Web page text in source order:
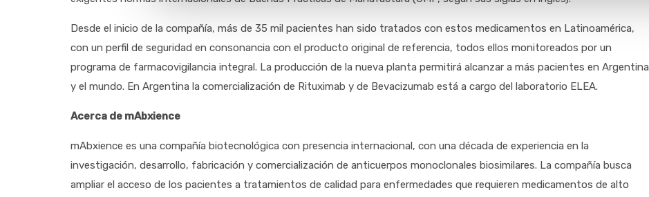
Desde el inicio de la compañía, más de 35 mil pacientes han sido tratados con estos medicamentos en Latinoamérica,
con un perfil de seguridad en consonancia con el producto original de referencia, todos ellos monitoreados por un
programa de farmacovigilancia integral. La producción de la nueva planta permitirá alcanzar a más pacientes en Argentina
y el mundo. En Argentina la comercialización de Rituximab y de Bevacizumab está a cargo del laboratorio ELEA.
Acerca de mAbxience
mAbxience es una compañía biotecnológica con presencia internacional, con una década de experiencia en la
investigación, desarrollo, fabricación y comercialización de anticuerpos monoclonales biosimilares. La compañía busca
ampliar el acceso de los pacientes a tratamientos de calidad para enfermedades que requieren medicamentos de alto